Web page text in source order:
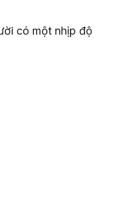
có một nhịp độ